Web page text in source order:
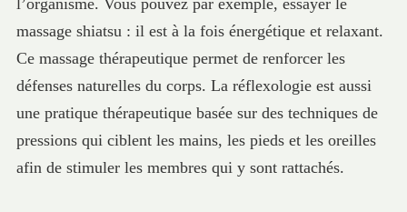
massage shiatsu : il est à la fois énergétique et relaxant.
Ce massage thérapeutique permet de renforcer les
défenses naturelles du corps. La réflexologie est aussi
une pratique thérapeutique basée sur des techniques de
pressions qui ciblent les mains, les pieds et les oreilles
afin de stimuler les membres qui y sont rattachés.